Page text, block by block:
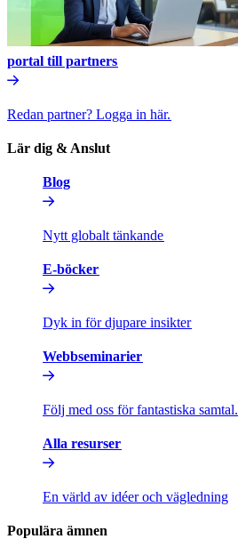
portal till partners​​
Redan partner? Logga in här.​​
Lär dig & Anslut​​
Blog​​
Nytt globalt tänkande​​
E-böcker​​
Dyk in för djupare insikter​​
Webbseminarier​​
Följ med oss för fantastiska samtal.​​
Alla resurser​​
En värld av idéer och vägledning​​
Populära ämnen​​